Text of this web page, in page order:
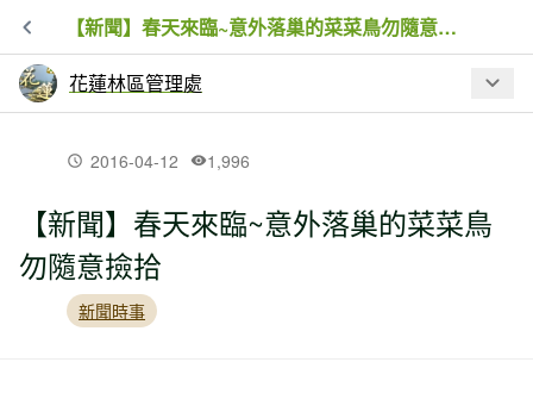
【新聞】春天來臨~意外落巢的菜菜鳥勿隨意撿拾
花蓮林區管理處
最新文章
【公告】走過雙十連假豪雨影響 花蓮自
2016-04-12 1,996
【新聞】春天來臨~意外落巢的菜菜鳥
勿隨意撿拾
新聞時事